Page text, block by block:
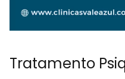
Tratamento